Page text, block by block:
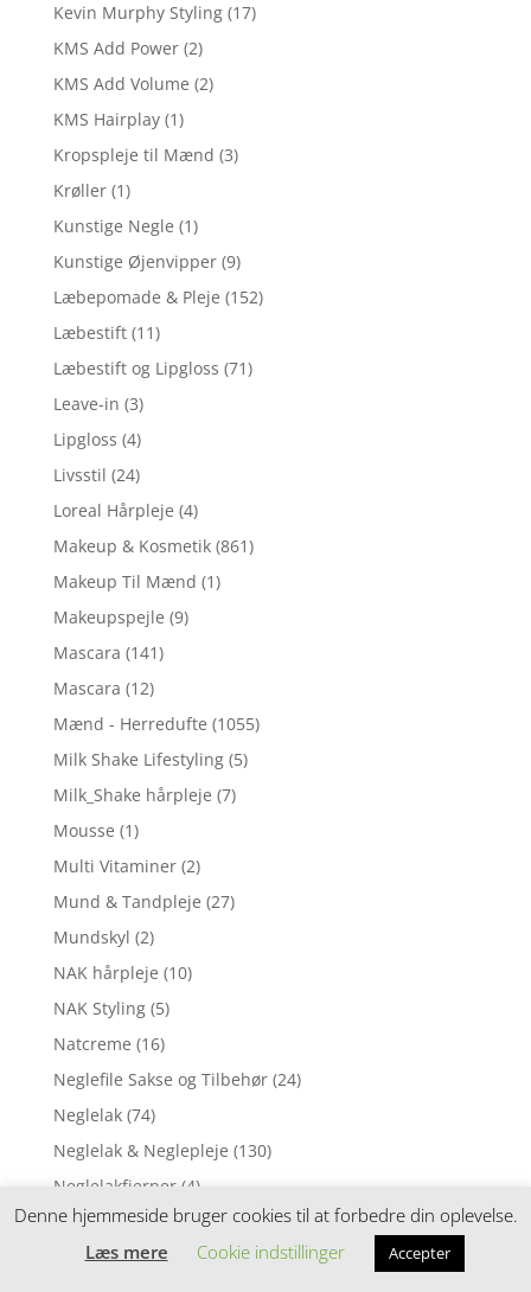
Kevin Murphy Styling (17)
KMS Add Power (2)
KMS Add Volume (2)
KMS Hairplay (1)
Kropspleje til Mænd (3)
Krøller (1)
Kunstige Negle (1)
Kunstige Øjenvipper (9)
Læbepomade & Pleje (152)
Læbestift (11)
Læbestift og Lipgloss (71)
Leave-in (3)
Lipgloss (4)
Livsstil (24)
Loreal Hårpleje (4)
Makeup & Kosmetik (861)
Makeup Til Mænd (1)
Makeupspejle (9)
Mascara (141)
Mascara (12)
Mænd - Herredufte (1055)
Milk Shake Lifestyling (5)
Milk_Shake hårpleje (7)
Mousse (1)
Multi Vitaminer (2)
Mund & Tandpleje (27)
Mundskyl (2)
NAK hårpleje (10)
NAK Styling (5)
Natcreme (16)
Neglefile Sakse og Tilbehør (24)
Neglelak (74)
Neglelak & Neglepleje (130)
Neglelakfjerner (4)
Neglepleje & Negleforstærker (27)
Normalt hår (3)
Denne hjemmeside bruger cookies til at forbedre din oplevelse.
Læs mere
Cookie indstillinger Accepter